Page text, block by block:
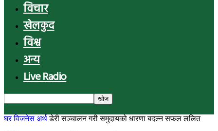
विचार
खेलकुद
विश्व
अन्य
Live Radio
घर विजनेस अर्थ डेरी सञ्चालन गरी समुदायको धारणा बदल्न सफल ललित